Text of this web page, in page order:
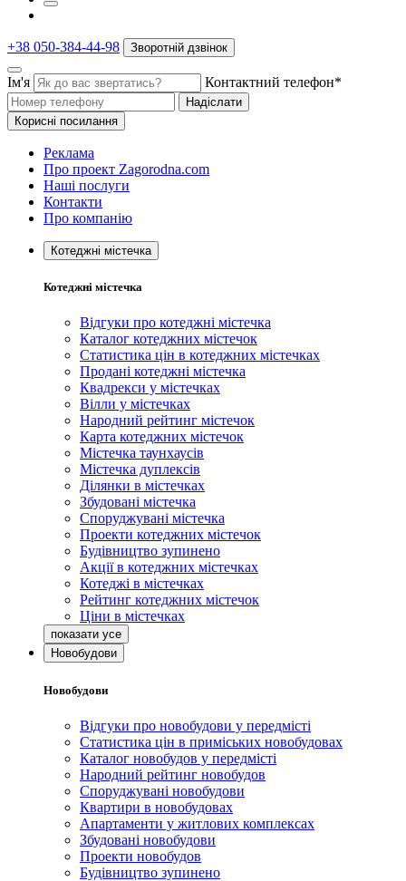
+38 050-384-44-98 Зворотній дзвінок
Ім'я Контактний телефон*
Надіслати
Корисні посилання
Реклама
Про проект Zagorodna.com
Наші послуги
Контакти
Про компанію
Котеджні містечка
Котеджні містечка
Відгуки про котеджні містечка
Каталог котеджних містечок
Статистика цін в котеджних містечках
Продані котеджні містечка
Квадрекси у містечках
Вілли у містечках
Народний рейтинг містечок
Карта котеджних містечок
Містечка таунхаусів
Містечка дуплексів
Ділянки в містечках
Збудовані містечка
Споруджувані містечка
Проекти котеджних містечок
Будівництво зупинено
Акції в котеджних містечках
Котеджі в містечках
Рейтинг котеджних містечок
Ціни в містечках
Новобудови
Новобудови
Відгуки про новобудови у передмісті
Статистика цін в приміських новобудовах
Каталог новобудов у передмісті
Народний рейтинг новобудов
Споруджувані новобудови
Квартири в новобудовах
Апартаменти у житлових комплексах
Збудовані новобудови
Проекти новобудов
Будівництво зупинено